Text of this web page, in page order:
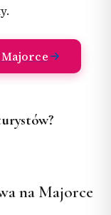
na Majorce